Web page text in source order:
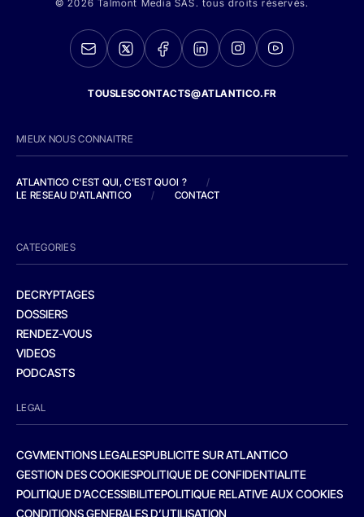
© 2026 Talmont Media SAS. tous droits réservés.
TOUSLESCONTACTS@ATLANTICO.FR
MIEUX NOUS CONNAITRE
ATLANTICO C'EST QUI, C'EST QUOI ?
/
LE RESEAU D'ATLANTICO
/ CONTACT
CATEGORIES
DECRYPTAGES
DOSSIERS
RENDEZ-VOUS
VIDEOS
PODCASTS
LEGAL
CGVMENTIONS LEGALESPUBLICITE SUR ATLANTICO
GESTION DES COOKIESPOLITIQUE DE CONFIDENTIALITE
POLITIQUE D’ACCESSIBILITEPOLITIQUE RELATIVE AUX COOKIES
CONDITIONS GENERALES D’UTILISATION